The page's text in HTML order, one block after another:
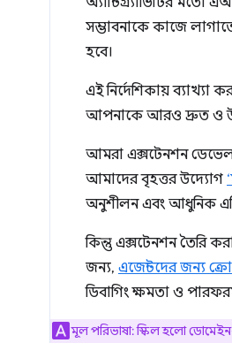
সম্ভাবনাকে কাজে
হবে।
এই নির্দেশিকায়
আপনাকে আরও দ্রুত ও
আমরা এক্সটেনশন
আমাদের বৃহত্তর উদ্যোগ
অনুশীলন এবং আধুনিক
কিন্তু এক্সটেনশন তৈরি
জন্য, এজেন্টদের জন্য
ডিবাগিং ক্ষমতা ও
মূল পরিভাষা: স্কিল হলো